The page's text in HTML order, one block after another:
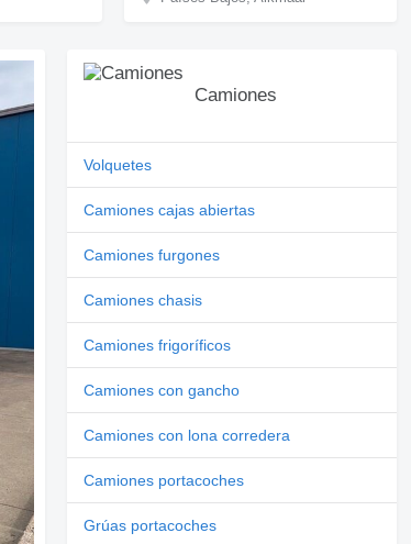
Camiones
Volquetes
Camiones cajas abiertas
Camiones furgones
Camiones chasis
Camiones frigoríficos
Camiones con gancho
Camiones con lona corredera
Camiones portacoches
Grúas portacoches